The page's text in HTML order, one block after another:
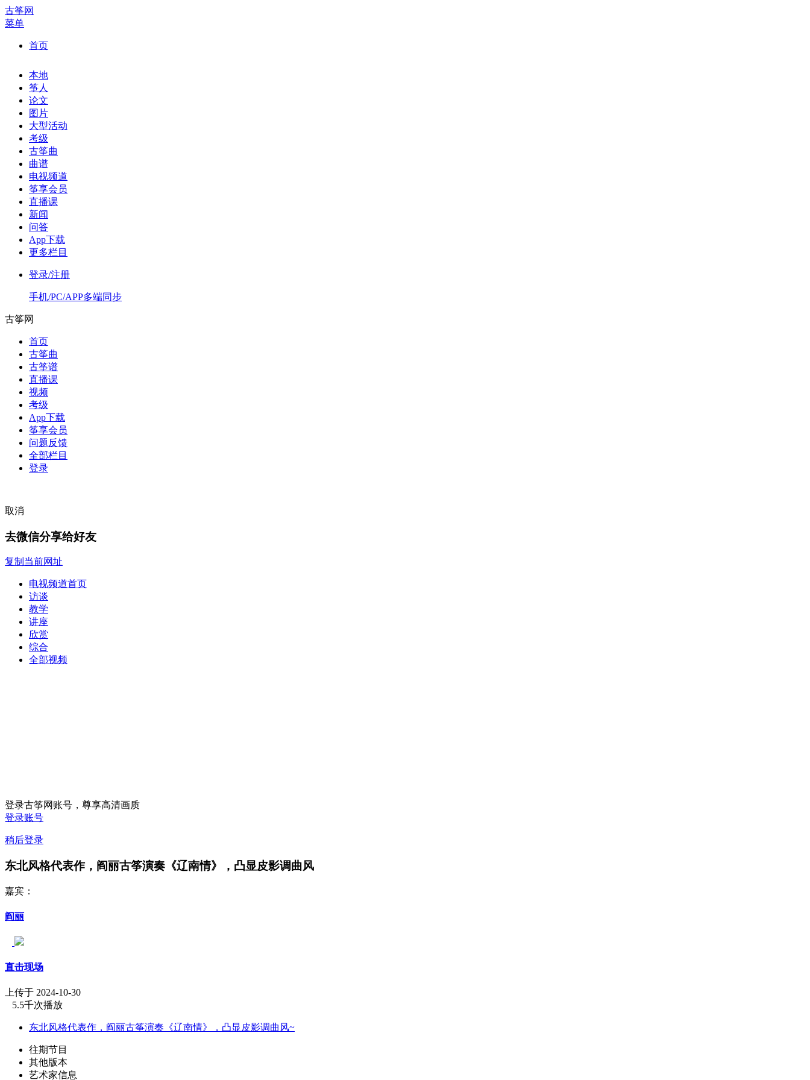
古筝网
菜单
首页
本地
筝人
论文
图片
大型活动
考级
古筝曲
曲谱
电视频道
筝享会员
直播课
新闻
问答
App下载
更多栏目
登录/注册
手机/PC/APP多端同步
古筝网
首页
古筝曲
古筝谱
直播课
视频
考级
App下载
筝享会员
问题反馈
全部栏目
登录
取消
去微信分享给好友
复制当前网址
电视频道首页
访谈
教学
讲座
欣赏
综合
全部视频
登录古筝网账号，尊享高清画质
登录账号
稍后登录
东北风格代表作，阎丽古筝演奏《辽南情》，凸显皮影调曲风
嘉宾：
阎丽
直击现场
上传于 2024-10-30
5.5千次播放
东北风格代表作，阎丽古筝演奏《辽南情》，凸显皮影调曲风~
往期节目
其他版本
艺术家信息